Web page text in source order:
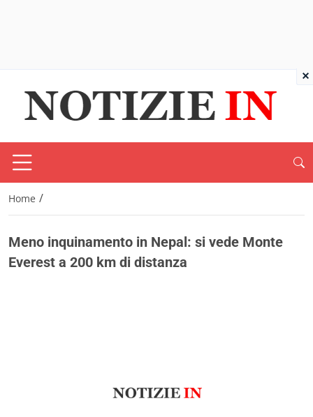
Home /
Meno inquinamento in Nepal: si vede Monte
Everest a 200 km di distanza
×